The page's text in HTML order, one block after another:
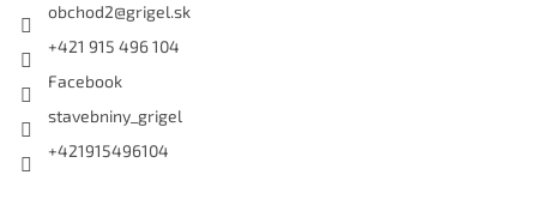
obchod2@grigel.sk
+421 915 496 104
Facebook
stavebniny_grigel
+421915496104